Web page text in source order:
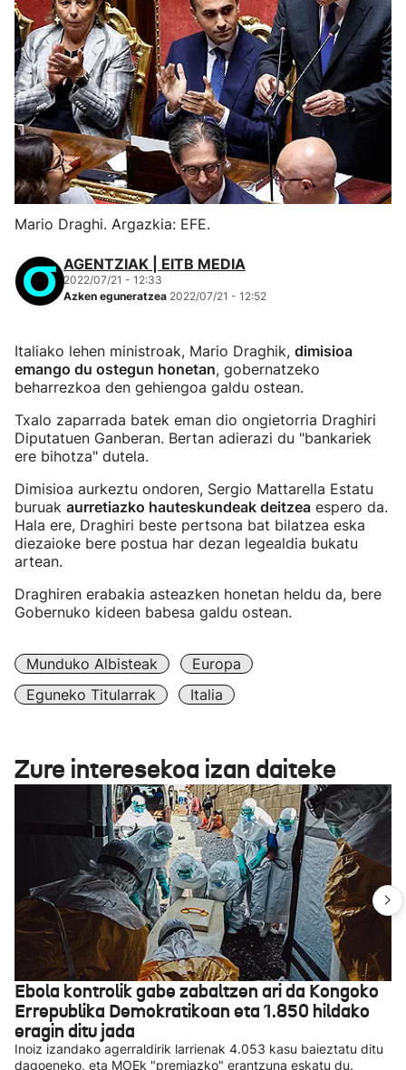
Mario Draghi. Argazkia: EFE.
AGENTZIAK | EITB MEDIA
2022/07/21 - 12:33
Azken eguneratzea 2022/07/21 - 12:52
Italiako lehen ministroak, Mario Draghik, dimisioa
emango du ostegun honetan, gobernatzeko
beharrezkoa den gehiengoa galdu ostean.
Txalo zaparrada batek eman dio ongietorria Draghiri
Diputatuen Ganberan. Bertan adierazi du "bankariek
ere bihotza" dutela.
Dimisioa aurkeztu ondoren, Sergio Mattarella Estatu
buruak aurretiazko hauteskundeak deitzea espero da.
Hala ere, Draghiri beste pertsona bat bilatzea eska
diezaioke bere postua har dezan legealdia bukatu
artean.
Draghiren erabakia asteazken honetan heldu da, bere
Gobernuko kideen babesa galdu ostean.
Munduko Albisteak
Europa
Eguneko Titularrak
Italia
Zure interesekoa izan daiteke
Ebola kontrolik gabe zabaltzen ari da Kongoko
Errepublika Demokratikoan eta 1.850 hildako
eragin ditu jada
Inoiz izandako agerraldirik larrienak 4.053 kasu baieztatu ditu
dagoeneko, eta MOEk "premiazko" erantzuna eskatu du.